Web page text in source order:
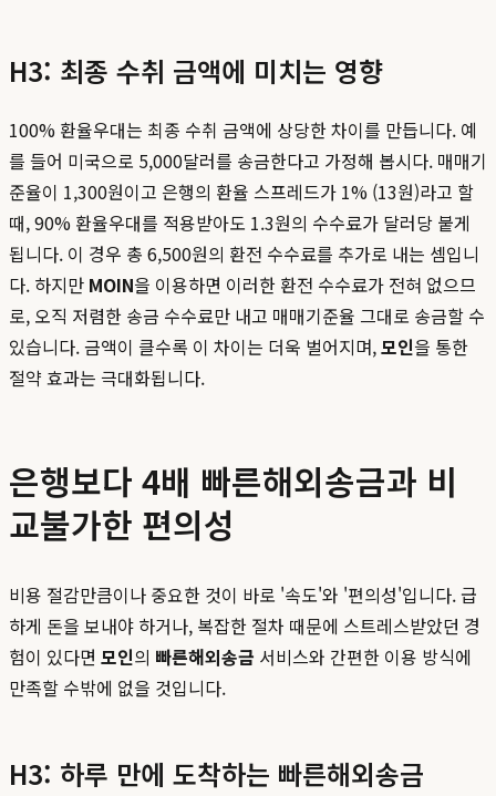
H3: 최종 수취 금액에 미치는 영향
100% 환율우대는 최종 수취 금액에 상당한 차이를 만듭니다. 예
를 들어 미국으로 5,000달러를 송금한다고 가정해 봅시다. 매매기
준율이 1,300원이고 은행의 환율 스프레드가 1% (13원)라고 할
때, 90% 환율우대를 적용받아도 1.3원의 수수료가 달러당 붙게
됩니다. 이 경우 총 6,500원의 환전 수수료를 추가로 내는 셈입니
다. 하지만 MOIN을 이용하면 이러한 환전 수수료가 전혀 없으므
로, 오직 저렴한 송금 수수료만 내고 매매기준율 그대로 송금할 수
있습니다. 금액이 클수록 이 차이는 더욱 벌어지며,모인을 통한
절약 효과는 극대화됩니다.
은행보다 4배 빠른해외송금과 비
교불가한 편의성
비용 절감만큼이나 중요한 것이 바로 '속도'와 '편의성'입니다. 급
하게 돈을 보내야 하거나, 복잡한 절차 때문에 스트레스받았던 경
험이 있다면 모인의 빠른해외송금 서비스와 간편한 이용 방식에
만족할 수밖에 없을 것입니다.
H3: 하루 만에 도착하는 빠른해외송금